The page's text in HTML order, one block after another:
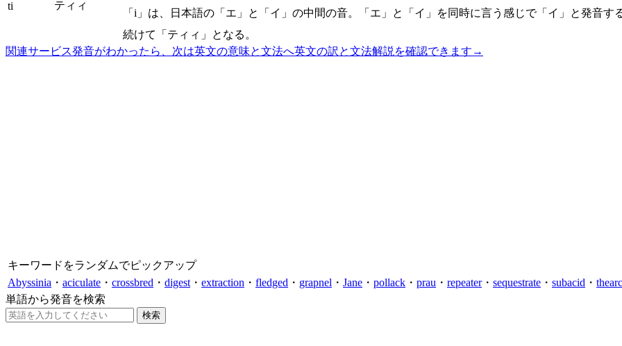
ti ティィ
「i」は、日本語の「エ」と「イ」の中間の音。「エ」と「イ」を同時に言う感じで「イ」と発音す
続けて「ティィ」となる。
関連サービス発音がわかったら、次は英文の意味と文法へ英文の訳と文法解説を確認できます →
キーワードをランダムでピックアップ
Abyssinia ・ aciculate ・ crossbred ・ digest ・ extraction ・ fledged ・ grapnel ・ Jane ・ pollack ・ prau ・ repeater・ sequestrate ・ subacid ・
単語から発音を検索